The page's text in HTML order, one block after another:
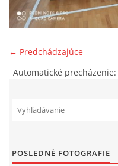
SPONZORI
KONTAKTY
← Predchádzajúce
Automatické precházenie:
POSLEDNÉ FOTOGRAFIE